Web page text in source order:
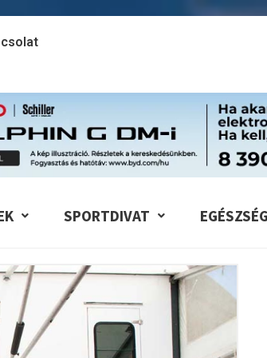
SPORTDIVAT EGÉSZSÉG